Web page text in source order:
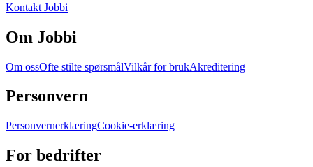
Kontakt Jobbi
Om Jobbi
Om ossOfte stilte spørsmålVilkår for brukAkreditering
Personvern
PersonvernerklæringCookie-erklæring
For bedrifter